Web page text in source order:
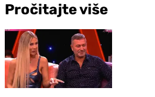
Pročitajte više